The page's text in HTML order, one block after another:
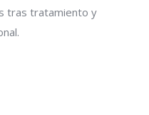
tras tratamiento y